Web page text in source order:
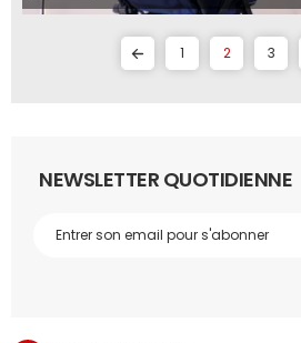
2 3
NEWSLETTER QUOTIDIENNE